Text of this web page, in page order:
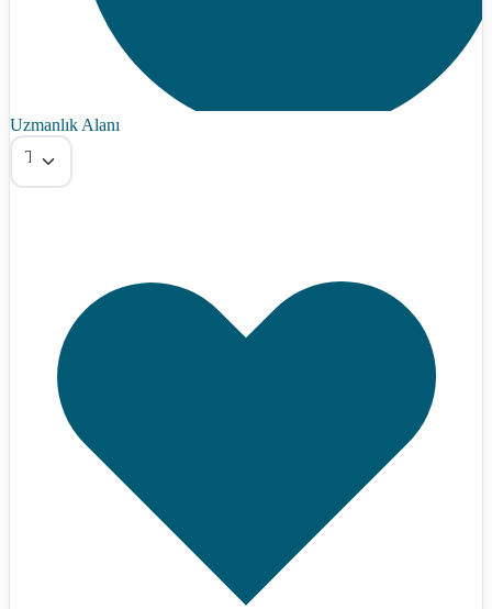
Uzmanlık Alanı
Tümü